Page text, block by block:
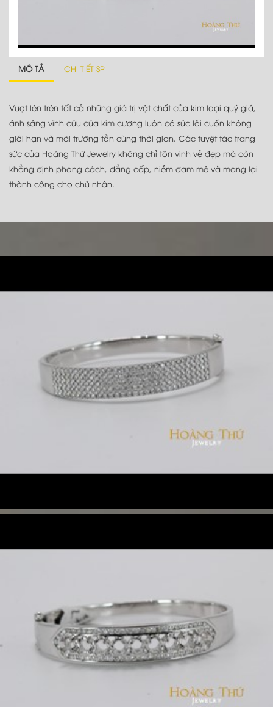
MÔ TẢ CHI TIẾT SP
Vượt lên trên tất cả những giá trị vật chất của kim loại quý giá,
ánh sáng vĩnh cửu của kim cương luôn có sức lôi cuốn không
giới hạn và mãi trường tồn cùng thời gian. Các tuyệt tác trang
sức của Hoàng Thứ Jewelry không chỉ tôn vinh vẻ đẹp mà còn
khẳng định phong cách, đẳng cấp, niềm đam mê và mang lại
thành công cho chủ nhân.